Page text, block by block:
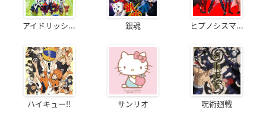
アイドリッシ... 銀魂 ヒプノシスマ...
ハイキュー!! サンリオ 呪術廻戦